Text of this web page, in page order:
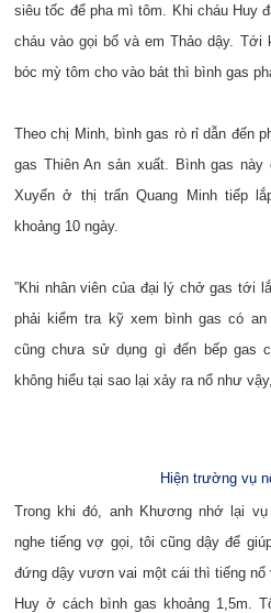
siêu tốc để pha mì tôm. Khi cháu Huy
cháu vào gọi bố và em Thảo dậy.
bóc mỳ tôm cho vào bát thì bình gas
Theo chị Minh, bình gas rò rỉ dẫn đến
gas Thiên An sản xuất. Bình gas
Xuyến ở thị trấn Quang Minh tiếp
khoảng 10 ngày.
”Khi nhân viên của đại lý chở gas tới
phải kiểm tra kỹ xem bình gas có an
cũng chưa sử dụng gì đến bếp gas
không hiểu tại sao lại xảy ra nổ như
Hiện trường vụ
Trong khi đó, anh Khương nhớ lại vụ
nghe tiếng vợ gọi, tôi cũng dậy để
đứng dậy vươn vai một cái thì tiếng
Huy ở cách bình gas khoảng 1,5m.